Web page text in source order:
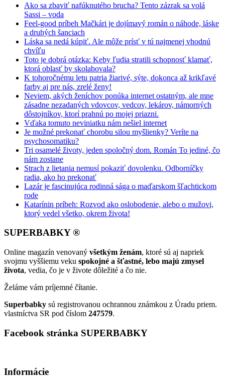
Ako sa zbaviť nafúknutého brucha? Tento zázrak sa volá
Sassi – voda
Feel-good príbeh Mačkári je dojímavý román o náhode, láske
a druhých šanciach
Láska sa nedá kúpiť. Ale môže prísť v tú najmenej vhodnú
chvíľu
Toto je dobrá otázka: Keby ľudia stratili schopnosť klamať,
ktorá oblasť by skolabovala?
K tohoročnému letu patria žiarivé, sýte, dokonca až krikľavé
farby aj pre nás, zrelé ženy!
Neviem, akých ženíchov ponúka internet ostatným, ale mne
zásadne nezadaných vdovcov, vedcov, lekárov, námorných
dôstojníkov, ktorí prahnú po mojej priazni.
Vďaka tomuto neviniatku nám nešiel internet
Je možné prekonať chorobu silou myšlienky? Veríte na
psychosomatiku?
Tri osamelé životy, jeden spoločný dom. Román To jediné, čo
nám zostane
Strach z lietania nemusí pokaziť dovolenku. Odborníčky
radia, ako ho prekonať
Lazár je fascinujúca rodinná sága o maďarskom šľachtickom
rode
Katarínin príbeh: Rozvod ako oslobodenie, alebo o mužovi,
ktorý vedel všetko, okrem života!
SUPERBABKY ®
Online magazín venovaný všetkým ženám, ktoré sú aj napriek
svojmu vyššiemu veku spokojné a šťastné, lebo majú zmysel
života, vedia, čo je v živote dôležité a čo nie.
Želáme vám príjemné čítanie.
Superbabky sú registrovanou ochrannou známkou z Úradu priem.
vlastníctva SR pod číslom 247579.
Facebook stránka SUPERBABKY
Informácie